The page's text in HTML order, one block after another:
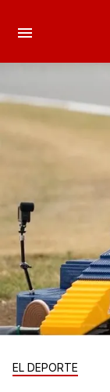
EL DEPORTE